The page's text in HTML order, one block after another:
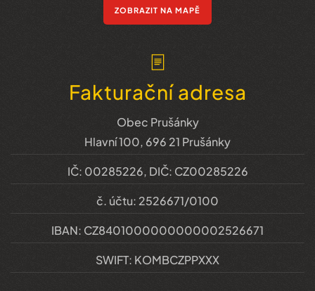
ZOBRAZIT NA MAPĚ
Fakturační adresa
Obec Prušánky
Hlavní 100, 696 21 Prušánky
IČ: 00285226, DIČ: CZ00285226
č. účtu: 2526671/0100
IBAN: CZ8401000000000002526671
SWIFT: KOMBCZPPXXX